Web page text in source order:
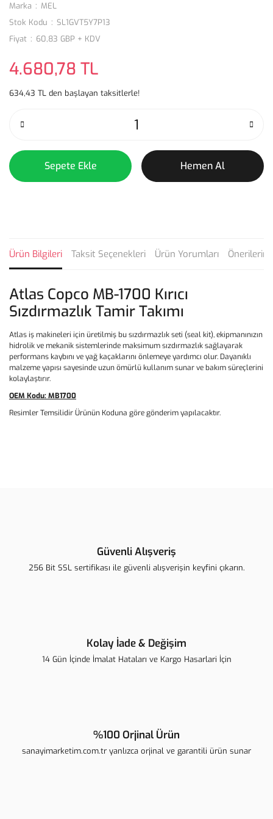
Marka
MEL
Stok Kodu
SL1GVT5Y7P13
Fiyat
60,83 GBP + KDV
4.680,78 TL
634,43 TL den başlayan taksitlerle!
Sepete Ekle Hemen Al
Ürün Bilgileri Taksit Seçenekleri Ürün Yorumları
Atlas Copco MB-1700 Kırıcı
Sızdırmazlık Tamir Takımı
Atlas iş makineleri için üretilmiş bu sızdırmazlık seti (seal kit), ekipmanınızın
hidrolik ve mekanik sistemlerinde maksimum sızdırmazlık sağlayarak
performans kaybını ve yağ kaçaklarını önlemeye yardımcı olur. Dayanıklı
malzeme yapısı sayesinde uzun ömürlü kullanım sunar ve bakım süreçlerini
kolaylaştırır.
OEM Kodu:MB1700
Resimler Temsilidir Ürünün Koduna göre gönderim yapılacaktır.
Ürün açıklamasında eksik bilgiler bulunuyor.
Güvenli Alışveriş
256 Bit SSL sertifikası ile güvenli alışverişin keyfini çıkarın.
Kolay İade & Değişim
14 Gün İçinde İmalat Hataları ve Kargo Hasarlari İçin
%100 Orjinal Ürün
sanayimarketim.com.tr yanlızca orjinal ve garantili ürün sunar